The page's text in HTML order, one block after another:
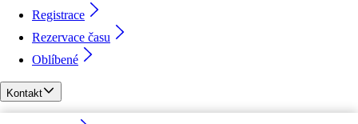
Registrace
Rezervace času
Oblíbené
Kontakt